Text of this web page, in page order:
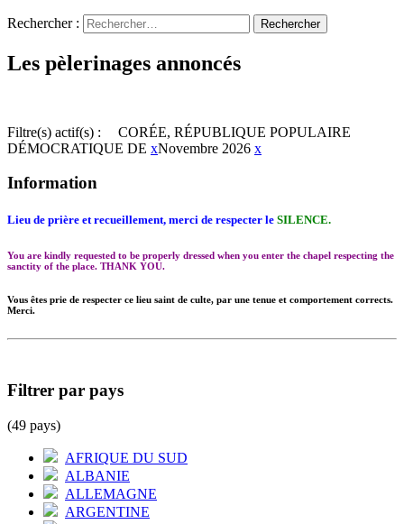
Rechercher :
Les pèlerinages annoncés
Filtre(s) actif(s) :
CORÉE, RÉPUBLIQUE POPULAIRE
DÉMOCRATIQUE DE xNovembre 2026 x
Information
Lieu de prière et recueillement, merci de respecter le SILENCE.
You are kindly requested to be properly dressed when you enter the chapel respecting the
sanctity of the place. THANK YOU.
Vous êtes prie de respecter ce lieu saint de culte, par une tenue et comportement corrects.
Merci.
Filtrer par pays
(49 pays)
AFRIQUE DU SUD
ALBANIE
ALLEMAGNE
ARGENTINE